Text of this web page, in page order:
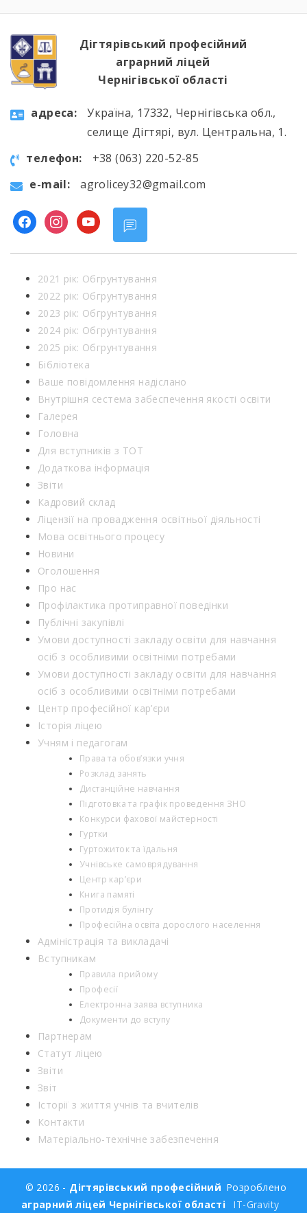
подій фатальної ночі 1986 року, дізналися про
наслідки катастрофи для екології України […]
Дігтярівський професійний
аграрний ліцей
Чернігівської області
aдресa:
Україна, 17332, Чернігівська обл.,
селище Дігтярі, вул. Центральна, 1.
телефон:
+38 (063) 220-52-85
e-mail:
agrolicey32@gmail.com
facebookinstagram
youtube
2021 рік: Обгрунтування
2022 рік: Обгрунтування
2023 рік: Обгрунтування
2024 рік: Обгрунтування
2025 рік: Обгрунтування
Бібліотека
Ваше повідомлення надіслано
Внутрішня сестема забеспечення якості освіти
Галерея
Головна
Для вступників з ТОТ
Додаткова інформація
Звіти
Кадровий склад
Ліцензії на провадження освітньої діяльності
Мова освітнього процесу
Новини
Оголошення
Про нас
Профілактика протиправної поведінки
Публічні закупівлі
Умови доступності закладу освіти для навчання
осіб з особливими освітніми потребами
Умови доступності закладу освіти для навчання
осіб з особливими освітніми потребами
Центр професійної кар’єри
Історія ліцею
Учням і педагогам
Права та обов’язки учня
Розклад занять
Дистанційне навчання
Підготовка та графік проведення ЗНО
Конкурси фахової майстерності
Гуртки
Гуртожиток та їдальня
Учнівське самоврядування
Центр кар’єри
Книга памяті
Протидія булінгу
Професійна освіта дорослого населення
Адміністрація та викладачі
Вступникам
Правила прийому
Професії
Електронна заява вступника
Документи до вступу
Партнерам
Статут ліцею
Звіти
Звіт
Історії з життя учнів та вчителів
Контакти
Матеріально-технічне забезпечення
© 2026 - Дігтярівський професійний
аграрний ліцей Чернігівської області
Розроблено
IT-Gravity